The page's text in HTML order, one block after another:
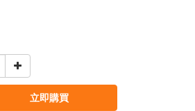
立即購買